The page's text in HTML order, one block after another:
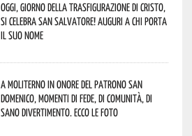
Oggi, giorno della Trasfigurazione di Cristo,
si celebra San Salvatore! Auguri a chi porta
il suo nome
A Moliterno in onore del Patrono San
Domenico, momenti di fede, di comunità, di
sano divertimento. Ecco le foto